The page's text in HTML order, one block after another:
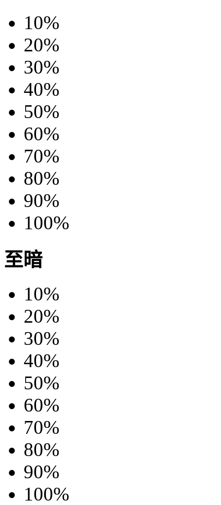
10%
20%
30%
40%
50%
60%
70%
80%
90%
100%
至暗
10%
20%
30%
40%
50%
60%
70%
80%
90%
100%